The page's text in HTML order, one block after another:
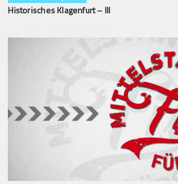
Historisches Klagenfurt – III